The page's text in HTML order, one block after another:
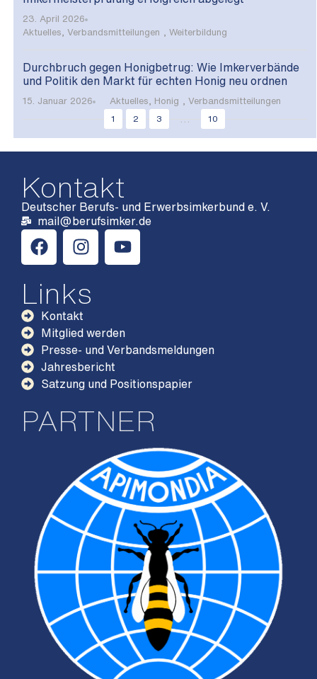
23. April 2026
Aktuelles
Verbandsmitteilungen Weiterbildung
Durchbruch gegen Honigbetrug: Wie Imkerverbände
und Politik den Markt für echten Honig neu ordnen
15. Januar 2026 Aktuelles Honig
Verbandsmitteilungen
1
2 3 10
Kontakt
Deutscher Berufs- und Erwerbsimkerbund e. V.
mail@berufsimker.de
Links
Kontakt
Mitglied werden
Presse- und Verbandsmeldungen
Jahresbericht
Satzung und Positionspapier
PARTNER